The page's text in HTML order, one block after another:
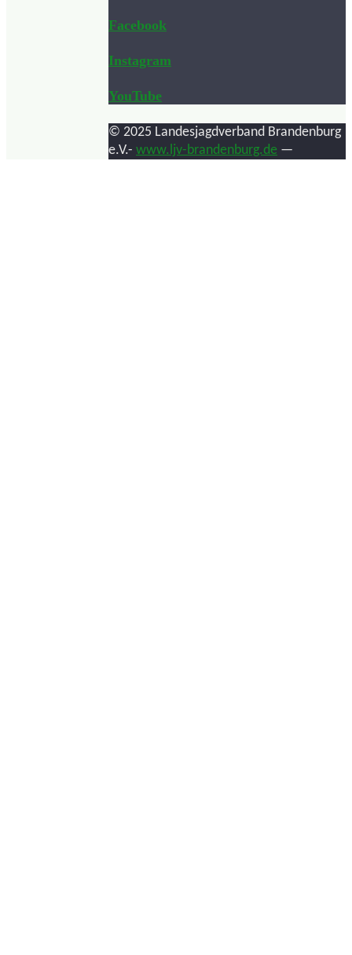
Facebook
Instagram
YouTube
© 2025 Landesjagdverband Brandenburg
e.V.- www.ljv-brandenburg.de —